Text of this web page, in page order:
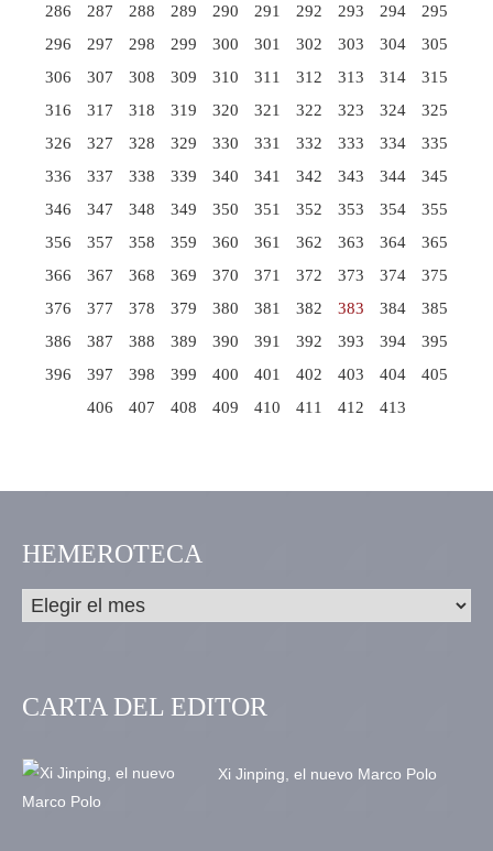
286
287 288 289 290 291 292 293 294
295
296
297 298 299 300 301 302 303 304
305
306
307 308 309 310 311 312 313 314
315
316
317 318 319 320 321 322 323 324
325
326
327 328 329 330 331 332 333 334
335
336
337 338 339 340 341 342 343 344
345
346
347 348 349 350 351 352 353 354
355
356
357 358 359 360 361 362 363 364
365
366
367 368 369 370 371 372 373 374
375
376
377 378 379 380 381 382 383 384
385
386
387 388 389 390 391 392 393 394
395
396
397 398 399 400 401 402 403 404
405
406
407 408 409 410 411 412 413
HEMEROTECA
CARTA DEL EDITOR
Xi Jinping, el nuevo Marco Polo